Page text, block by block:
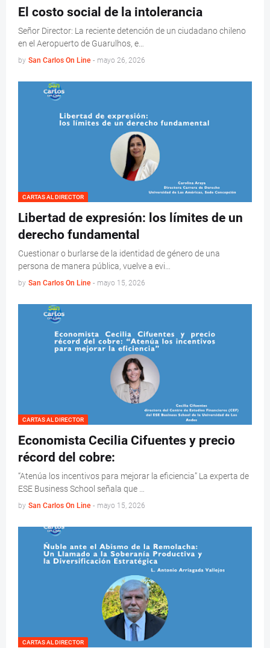
El costo social de la intolerancia
Señor Director: La reciente detención de un ciudadano chileno
en el Aeropuerto de Guarulhos, e…
by San Carlos On Line - mayo 26, 2026
CARTAS AL DIRECTOR
Libertad de expresión: los límites de un
derecho fundamental
Cuestionar o burlarse de la identidad de género de una
persona de manera pública, vuelve a evi…
by San Carlos On Line - mayo 15, 2026
CARTAS AL DIRECTOR
Economista Cecilia Cifuentes y precio
récord del cobre:
“Atenúa los incentivos para mejorar la eficiencia” La experta de
ESE Business School señala que …
by San Carlos On Line - mayo 15, 2026
CARTAS AL DIRECTOR